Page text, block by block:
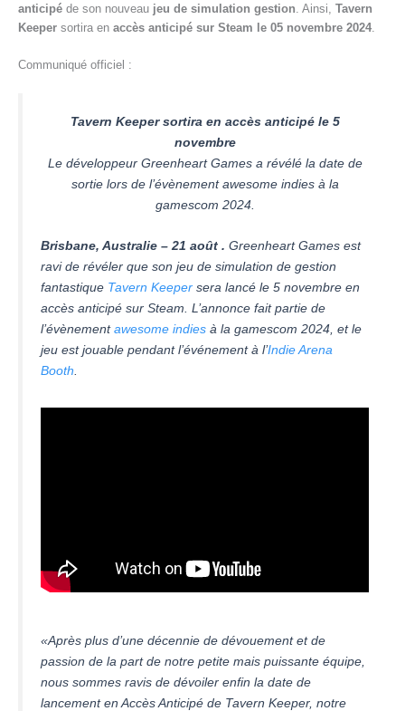
anticipé de son nouveau jeu de simulation gestion . Ainsi, Tavern
Keeper sortira en accès anticipé sur Steam le 05 novembre 2024
Communiqué officiel :
Tavern Keeper sortira en accès anticipé le 5
novembre
Le développeur Greenheart Games a révélé la date de
sortie lors de l’évènement awesome indies à la
gamescom 2024.
Brisbane, Australie – 21 août . Greenheart Games est
ravi de révéler que son jeu de simulation de gestion
fantastique Tavern Keeper sera lancé le 5 novembre en
accès anticipé sur Steam. L’annonce fait partie de
l’évènementawesome indies à la gamescom 2024, et le
jeu est jouable pendant l’événement à l’Indie Arena
Booth.
«Après plus d’une décennie de dévouement et de
passion de la part de notre petite mais puissante équipe,
nous sommes ravis de dévoiler enfin la date de
lancement en Accès Anticipé de Tavern Keeper, notre